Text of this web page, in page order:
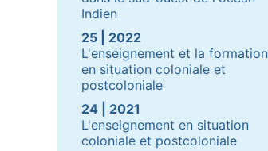
Indien
25 | 2022
L'enseignement et la formation
en situation coloniale et
postcoloniale
24 | 2021
L'enseignement en situation
coloniale et postcoloniale